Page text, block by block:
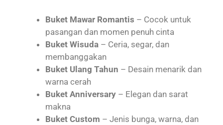
Buket Mawar Romantis – Cocok untuk
pasangan dan momen penuh cinta
Buket Wisuda – Ceria, segar, dan
membanggakan
Buket Ulang Tahun – Desain menarik dan
warna cerah
Buket Anniversary – Elegan dan sarat
makna
Buket Custom – Jenis bunga, warna, dan